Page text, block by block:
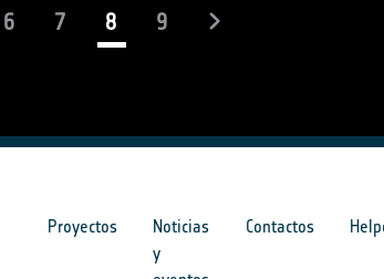
6 7 8(current)
9
Proyectos
Noticias
y
Contactos